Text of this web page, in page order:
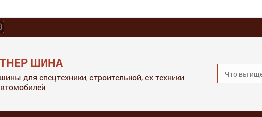
ШИНА
для спецтехники, строительной, сх техники